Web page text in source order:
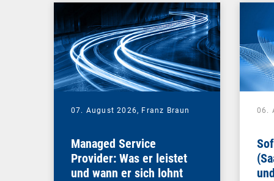
07. August 2026, Franz Braun
Managed Service
Provider: Was er leistet
und wann er sich lohnt
06.